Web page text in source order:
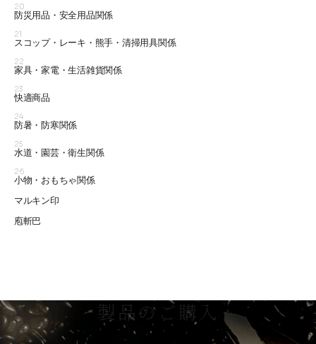
20
防災用品・安全用品関係
21
スコップ・レーキ・熊手・清掃用具関係
22
家具・家電・生活雑貨関係
23
快適商品
24
防暑・防寒関係
25
水道・園芸・衛生関係
26
小物・おもちゃ関係
マルキン印
庖斬巴
製品のご購入